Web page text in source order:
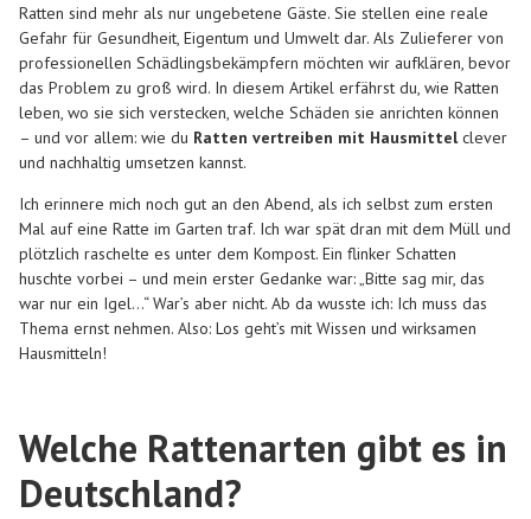
Ratten sind mehr als nur ungebetene Gäste. Sie stellen eine reale
Gefahr für Gesundheit, Eigentum und Umwelt dar. Als Zulieferer von
professionellen Schädlingsbekämpfern möchten wir aufklären, bevor
das Problem zu groß wird. In diesem Artikel erfährst du, wie Ratten
leben, wo sie sich verstecken, welche Schäden sie anrichten können
– und vor allem: wie du Ratten vertreiben mit Hausmittelclever
und nachhaltig umsetzen kannst.
Ich erinnere mich noch gut an den Abend, als ich selbst zum ersten
Mal auf eine Ratte im Garten traf. Ich war spät dran mit dem Müll und
plötzlich raschelte es unter dem Kompost. Ein flinker Schatten
huschte vorbei – und mein erster Gedanke war: „Bitte sag mir, das
war nur ein Igel…“ War’s aber nicht. Ab da wusste ich: Ich muss das
Thema ernst nehmen. Also: Los geht’s mit Wissen und wirksamen
Hausmitteln!
Welche Rattenarten gibt es in
Deutschland?